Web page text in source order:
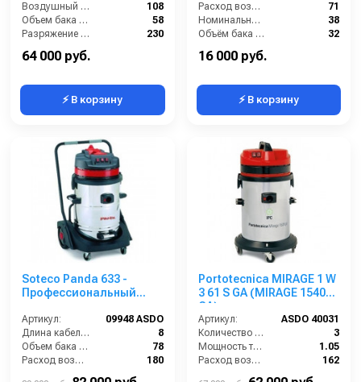
Воздушный поток (л/сек):
108
Объем бака (л):
58
Разряжение (мБар):
230
Уровень шума (дБ):
64 000 руб.
⚡ В корзину
Расход воздуха (л/сек):
71
Номинальный диаметр принадлежностей (мм):
38
Объём бака (л):
32
Разрежение / сила всасывания (мбар):
16 000 руб.
⚡ В корзину
Soteco Panda 633 -
Профессиональный
Артикул:
09948 ASDO
Длина кабеля (м):
8
Объем бака (л):
78
Расход воздуха (л/сек):
180
Portotecnica MIRAGE 1 W
3 61 S GA (MIRAGE 1540
GA)
Артикул:
ASDO 40031
Количество турбин (шт):
3
Мощность турбины (Вт):
1.05
Расход воздуха (л/сек):
162